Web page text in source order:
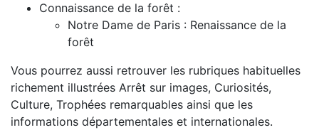
Connaissance de la forêt :
Notre Dame de Paris : Renaissance de la
forêt
Vous pourrez aussi retrouver les rubriques habituelles
richement illustrées Arrêt sur images, Curiosités,
Culture, Trophées remarquables ainsi que les
informations départementales et internationales.